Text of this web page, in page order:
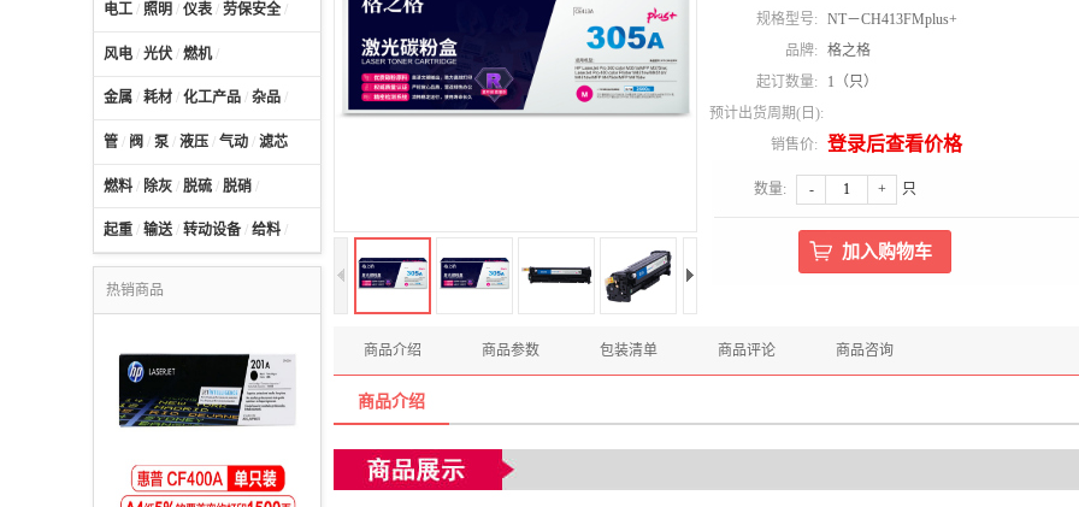
电工 / 照明 / 仪表 / 劳保安全 /
风电 / 光伏 / 燃机/
金属 / 耗材 / 化工产品 / 杂品 /
管 / 阀 / 泵 / 液压 / 气动 / 滤芯
燃料 / 除灰 / 脱硫 / 脱硝 /
起重 / 输送/ 转动设备 / 给料 /
热销商品
规格型号:
NT－CH413FMplus+
品牌:
格之格
起订数量:
1（只）
预计出货周期(日):
销售价:
登录后查看价格
数量: - + 只
商品介绍 商品参数 包装清单 商品评论 商品咨询
商品介绍